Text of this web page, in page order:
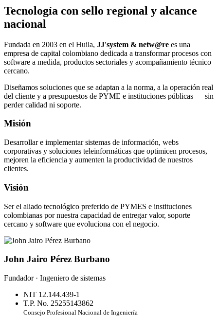
Tecnología con sello regional y alcance
nacional
Fundada en 2003 en el Huila, JJ'system & netw@re es una
empresa de capital colombiano dedicada a transformar procesos con
software a medida, productos sectoriales y acompañamiento técnico
cercano.
Diseñamos soluciones que se adaptan a la norma, a la operación real
del cliente y a presupuestos de PYME e instituciones públicas — sin
perder calidad ni soporte.
Misión
Desarrollar e implementar sistemas de información, webs
corporativas y soluciones teleinformáticas que optimicen procesos,
mejoren la eficiencia y aumenten la productividad de nuestros
clientes.
Visión
Ser el aliado tecnológico preferido de PYMES e instituciones
colombianas por nuestra capacidad de entregar valor, soporte
cercano y software que evoluciona con el negocio.
John Jairo Pérez Burbano
Fundador · Ingeniero de sistemas
NIT 12.144.439-1
T.P. No. 25255143862
Consejo Profesional Nacional de Ingeniería